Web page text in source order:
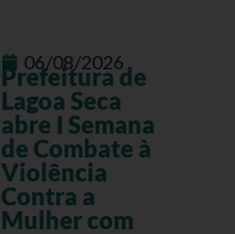
06/08/2026
Prefeitura de
Lagoa Seca
abre I Semana
de Combate à
Violência
Contra a
Mulher com